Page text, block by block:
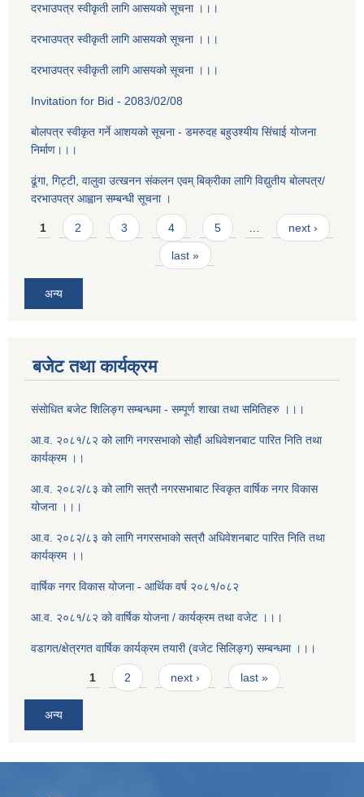
दरभाउपत्र स्वीकृती लागि आसयको सूचना ।।।
दरभाउपत्र स्वीकृती लागि आसयको सूचना ।।।
दरभाउपत्र स्वीकृती लागि आसयको सूचना ।।।
Invitation for Bid - 2083/02/08
बोलपत्र स्वीकृत गर्ने आशयको सूचना - डमरुदह बहुउश्यीय सिंचाई योजना
निर्माण।।।
ढूंगा, गिट्टी, वालुवा उत्खनन संकलन एवम् बिक्रीका लागि विद्युतीय बोलपत्र/
दरभाउपत्र आह्वान सम्बन्धी सूचना ।
Pages
1 2 3 4 5 … next ›
last »
अन्य
बजेट तथा कार्यक्रम
संसोधित बजेट शिलिङ्ग सम्बन्धमा - सम्पूर्ण शाखा तथा समितिहरु ।।।
आ.व. २०८१/८२ को लागि नगरसभाको सोर्हौ अधिवेशनबाट पारित निति तथा
कार्यक्रम ।।
आ.व. २०८२/८३ को लागि सत्रौ नगरसभाबाट स्विकृत वार्षिक नगर विकास
योजना ।।।
आ.व. २०८२/८३ को लागि नगरसभाको सत्रौ अधिवेशनबाट पारित निति तथा
कार्यक्रम ।।
वार्षिक नगर विकास योजना - आर्थिक वर्ष २०८१/०८२
आ.व. २०८१/८२ को वार्षिक योजना / कार्यक्रम तथा वजेट ।।।
वडागत/क्षेत्रगत वार्षिक कार्यक्रम तयारी (वजेट सिलिङ्ग) सम्बन्धमा ।।।
Pages1 2 next › last »
अन्य